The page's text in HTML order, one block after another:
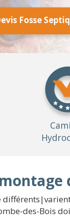
Fosse
des-Bois